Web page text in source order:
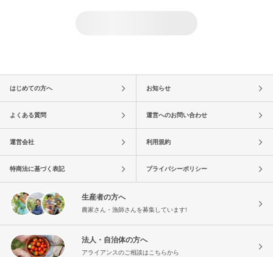
はじめての方へ お知らせ
よくある質問 運営へのお問い合わせ
運営会社 利用規約
特商法に基づく表記 プライバシーポリシー
生産者の方へ
農家さん・漁師さんを募集しています!
法人・自治体の方へ
アライアンスのご相談はこちらから